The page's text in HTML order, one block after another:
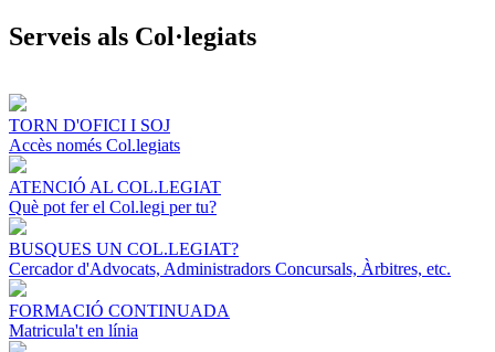
Serveis als Col·legiats
TORN D'OFICI I SOJ
Accès només Col.legiats
ATENCIÓ AL COL.LEGIAT
Què pot fer el Col.legi per tu?
BUSQUES UN COL.LEGIAT?
Cercador d'Advocats, Administradors Concursals, Àrbitres, etc.
FORMACIÓ CONTINUADA
Matricula't en línia